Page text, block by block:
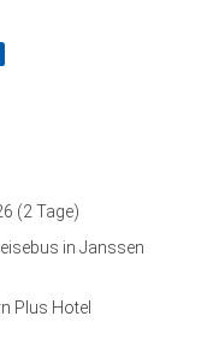
(2 Tage)
in Janssen
Plus Hotel